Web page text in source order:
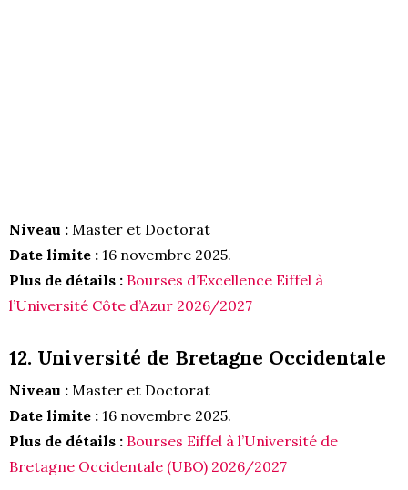
Niveau : Master et Doctorat
Date limite : 16 novembre 2025.
Plus de détails : Bourses d’Excellence Eiffel à
l’Université Côte d’Azur 2026/2027
12. Université de Bretagne Occidentale
Niveau : Master et Doctorat
Date limite : 16 novembre 2025.
Plus de détails : Bourses Eiffel à l’Université de
Bretagne Occidentale (UBO) 2026/2027